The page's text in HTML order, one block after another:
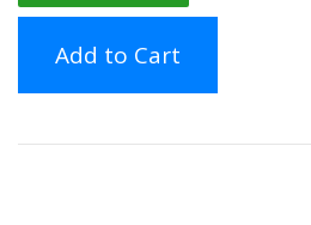
Add to Cart